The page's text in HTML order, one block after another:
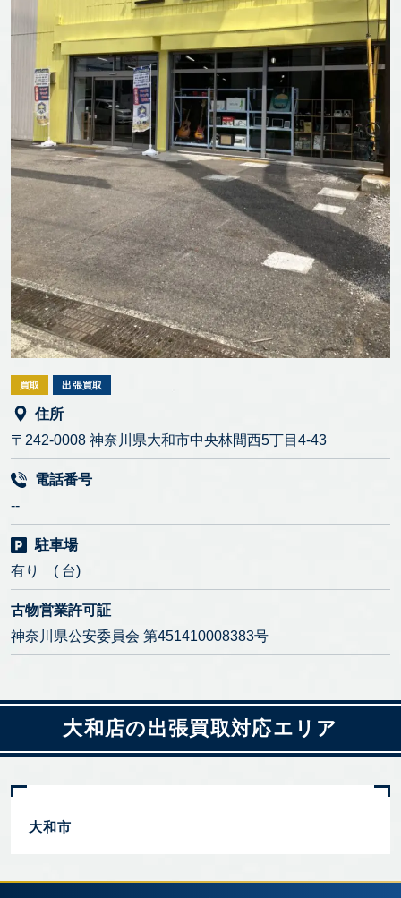
買取 出張買取
住所
〒242-0008 神奈川県大和市中央林間西5丁目4-43
電話番号
--
駐車場
有り ( 台)
古物営業許可証
神奈川県公安委員会 第451410008383号
大和店の出張買取対応エリア
大和市